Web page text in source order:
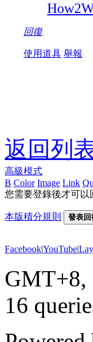
回復
使用道具 舉報
返回列
高級模式
B Color Image Link
您需要登錄後才可以
本版積分規則 發表回
Facebook|YouTube|
GMT+8,
16